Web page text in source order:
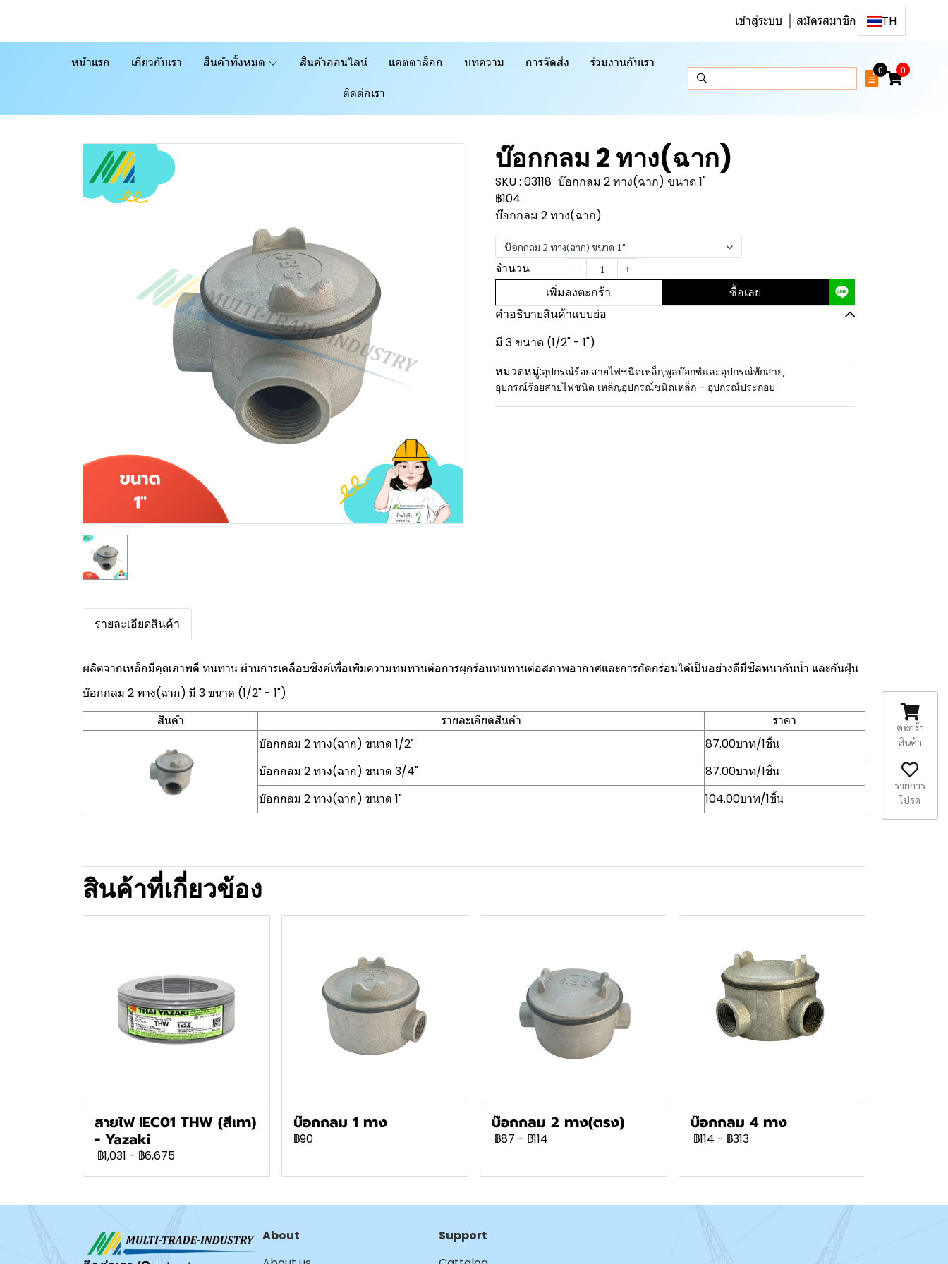
เข้าสู่ระบบ สมัครสมาชิก TH
หน้าแรก เกี่ยวกับเรา สินค้าทั้งหมด สินค้าออนไลน์ แคตตาล็อก บทความ การจัดส่ง ร่วมงานกับเรา
ติดต่อเรา
0 0
บ๊อกกลม 2 ทาง(ฉาก)
SKU : 03118 บ๊อกกลม 2 ทาง(ฉาก) ขนาด 1"
฿104
บ๊อกกลม 2 ทาง(ฉาก)
บ๊อกกลม 2 ทาง(ฉาก) ขนาด 1"
จำนวน
เพิ่มลงตะกร้า ซื้อเลย
คำอธิบายสินค้าแบบย่อ
มี 3 ขนาด (1/2" - 1")
หมวดหมู่:อุปกรณ์ร้อยสายไฟชนิดเหล็ก,พูลบ๊อกซ์และอุปกรณ์พักสาย,
อุปกรณ์ร้อยสายไฟชนิด เหล็ก,อุปกรณ์ชนิดเหล็ก - อุปกรณ์ประกอบ
รายละเอียดสินค้า
ผลิตจากเหล็กมีคุณภาพดี ทนทาน ผ่านการเคลือบซิงค์เพื่อเพิ่มความทนทานต่อการผุกร่อนทนทานต่อสภาพอากาศและการกัดกร่อนได้เป็นอย่างดีมีซีลหนากันน้ำ และกันฝุ่น
บ๊อกกลม 2 ทาง(ฉาก) มี 3 ขนาด (1/2" - 1")
สินค้า
รายละเอียดสินค้า
ราคา
บ๊อกกลม 2 ทาง(ฉาก) ขนาด 1/2"
87.00บาท/1ชิ้น
บ๊อกกลม 2 ทาง(ฉาก) ขนาด 3/4"
87.00บาท/1ชิ้น
บ๊อกกลม 2 ทาง(ฉาก) ขนาด 1"
104.00บาท/1ชิ้น
สินค้าที่เกี่ยวข้อง
สายไฟ IEC01 THW (สีเทา)
- Yazaki
฿1,031 - ฿6,675
บ๊อกกลม 1 ทาง
฿90
บ๊อกกลม 2 ทาง(ตรง)
฿87 - ฿114
บ๊อกกลม 4 ทาง
฿114 - ฿313
About
Support
ตะกร้า
สินค้า
รายการ
โปรด